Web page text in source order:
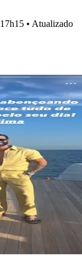
• Atualizado